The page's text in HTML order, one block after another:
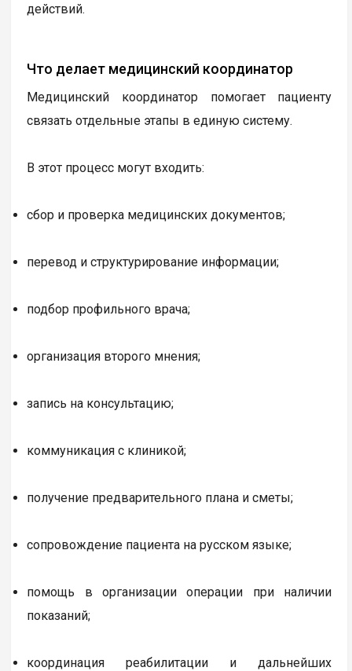
действий.
Что делает медицинский координатор
Медицинский координатор помогает пациенту
связать отдельные этапы в единую систему.
В этот процесс могут входить:
сбор и проверка медицинских документов;
перевод и структурирование информации;
подбор профильного врача;
организация второго мнения;
запись на консультацию;
коммуникация с клиникой;
получение предварительного плана и сметы;
сопровождение пациента на русском языке;
помощь в организации операции при наличии
показаний;
координация реабилитации и дальнейших